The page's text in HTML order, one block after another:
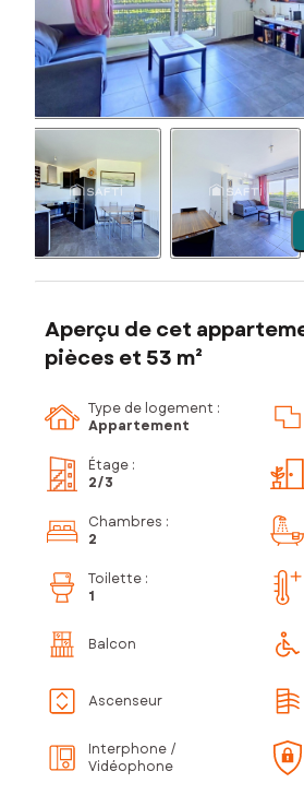
Aperçu de cet
pièces et 53 m²
Type de logement :
Appartement
Étage :
2/3
Chambres :
2
Toilette :
1
Balcon
Ascenseur
Interphone /
Vidéophone